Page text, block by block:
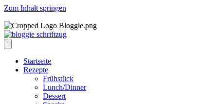
Zum Inhalt springen
Startseite
Rezepte
Frühstück
Lunch/Dinner
Dessert